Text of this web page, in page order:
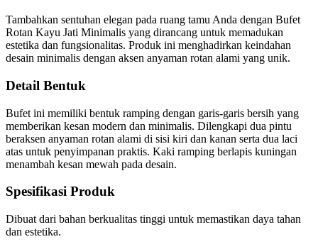
Tambahkan sentuhan elegan pada ruang tamu Anda dengan Bufet
Rotan Kayu Jati Minimalis yang dirancang untuk memadukan
estetika dan fungsionalitas. Produk ini menghadirkan keindahan
desain minimalis dengan aksen anyaman rotan alami yang unik.
Detail Bentuk
Bufet ini memiliki bentuk ramping dengan garis-garis bersih yang
memberikan kesan modern dan minimalis. Dilengkapi dua pintu
beraksen anyaman rotan alami di sisi kiri dan kanan serta dua laci
atas untuk penyimpanan praktis. Kaki ramping berlapis kuningan
menambah kesan mewah pada desain.
Spesifikasi Produk
Dibuat dari bahan berkualitas tinggi untuk memastikan daya tahan
dan estetika.